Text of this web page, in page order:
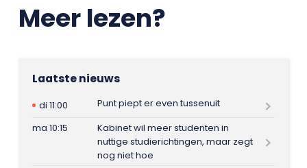
Meer lezen?
Laatste nieuws
di 11:00
Punt piept er even tussenuit
ma 10:15
Kabinet wil meer studenten in
nuttige studierichtingen, maar zegt
nog niet hoe